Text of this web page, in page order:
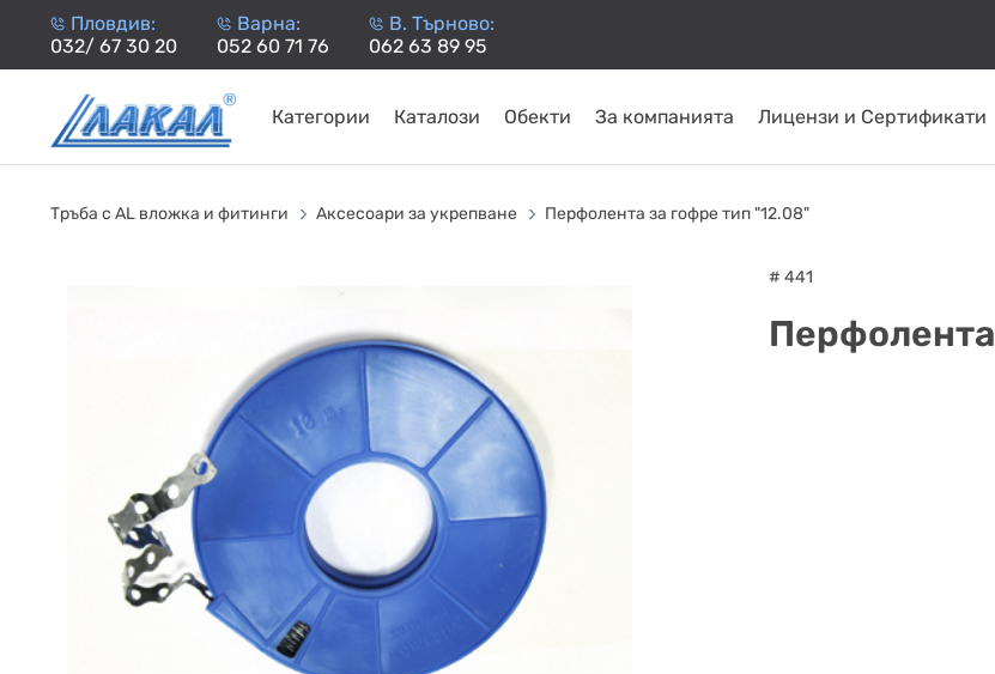
Пловдив:
032/ 67 30 20
Варна:
052 60 71 76
В. Търново:
062 63 89 95
Категории
НА
НА
КОТЛИ
НА
ТЕРМОПОМПИ ГОРЕЛКИ
INOX
Каталози Обекти За компанията Лицензи и Сертификати
Тръба с AL вложка и фитинги Аксесоари за укрепване Перфолента за гофре тип "12.08"
# 441